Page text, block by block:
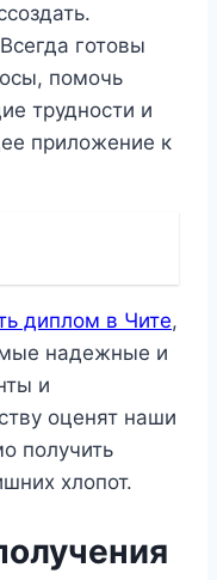
Всегда готовы
помочь
трудности и
приложение к
диплом в Чите,
надежные и
и
оценят наши
получить
хлопот.